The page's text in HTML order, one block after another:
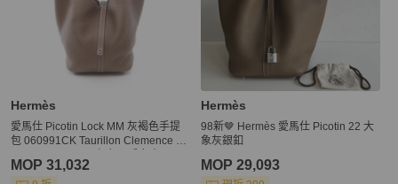
Hermès
愛馬仕 Picotin Lock MM 灰褐色手提
包 060991CK Taurillon Clemence Ta
MOP 31,032
Hermès
98新🤎 Hermès 愛馬仕 Picotin 22 大
象灰銀釦
MOP 29,093